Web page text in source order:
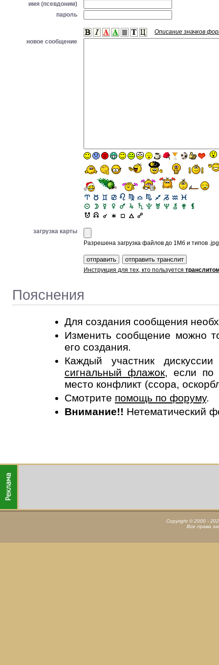
имя (псевдоним)
пароль
Описание значков
новое сообщение
загрузка карты
Разрешена загрузка файлов до 1Мб и типов
Инструкция для тех, кто пользуется
Пояснения
Для создания сообщения
Изменить сообщение можно
его создания.
Каждый участник
сигнальный флажок, если по
место конфликт (ссора,
Смотрите помощь по форуму.
Внимание!! Нетематический
Copyright © 2000 -
Все права